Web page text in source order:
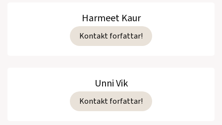
Harmeet Kaur
Kontakt forfattar!
Unni Vik
Kontakt forfattar!